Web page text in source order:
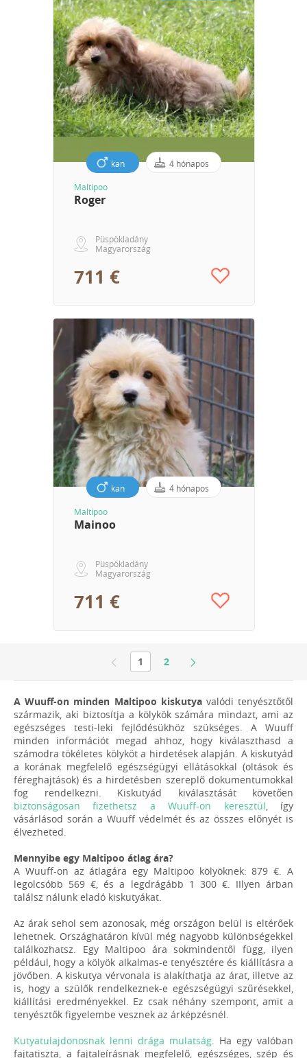
kan 4 hónapos
Maltipoo
Roger
Püspökladány
Magyarország
711 €
kan 4 hónapos
Maltipoo
Mainoo
Püspökladány
Magyarország
711 €
1 2
A Wuuff-on minden Maltipoo kiskutyavalódi tenyésztőtől
származik, aki biztosítja a kölykök számára mindazt, ami az
egészséges testi-leki fejlődésükhöz szükséges. A Wuuff
minden információt megad ahhoz, hogy kiválaszthasd a
számodra tökéletes kölyköt a hirdetések alapján. A kiskutyád
a korának megfelelő egészségügyi ellátásokkal (oltások és
féreghajtások) és a hirdetésben szereplő dokumentumokkal
fog rendelkezni. Kiskutyád kiválasztását követően
biztonságosan fizethetsz a Wuuff-on keresztül, így
vásárlásod során a Wuuff védelmét és az összes előnyét is
élvezheted.
Mennyibe egy Maltipoo átlag ára?
A Wuuff-on az átlagára egy Maltipoo kölyöknek: 879 €. A
legolcsóbb 569 €, és a legdrágább 1 300 €. IIlyen árban
találsz nálunk eladó kiskutyákat.
Az árak sehol sem azonosak, még országon belül is eltérőek
lehetnek. Országhatáron kívül még nagyobb különbségekkel
találkozhatsz. Egy Maltipoo ára sokmindentől függ, ilyen
például, hogy a kölyök alkalmas-e tenyésztére és kiállításra a
jövőben. A kiskutya vérvonala is alakíthatja az árat, illetve az
is, hogy a szülők rendelkeznek-e egészségügyi szűrésekkel,
kiállítási eredményekkel. Ez csak néhány szempont, amit a
tenyésztők figyelembe vesznek az árképzésnél.
Kutyatulajdonosnak lenni drága mulatság. Ha egy valóban
fajtatiszta, a fajtaleírásnak megfelelő, egészséges, szép és